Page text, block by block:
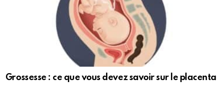
Grossesse : ce que vous devez savoir sur le placenta